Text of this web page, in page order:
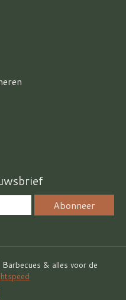
Abonneer
& alles voor de